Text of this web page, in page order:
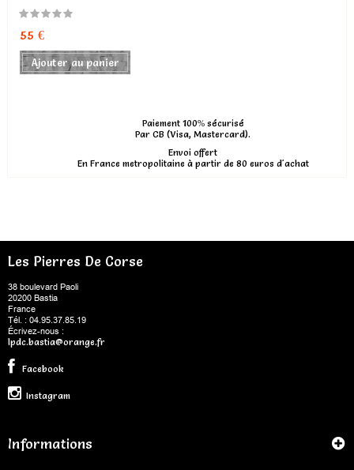
55 €
Ajouter au panier
Paiement 100% sécurisé
Par CB (Visa, Mastercard).
Envoi offert
En France metropolitaine à partir de 80 euros d'achat
Les Pierres De Corse
38 boulevard Paoli
20200 Bastia
France
Tél. : 04.95.37.85.19
Écrivez-nous :
lpdc.bastia@orange.fr
Facebook
Instagram
Informations